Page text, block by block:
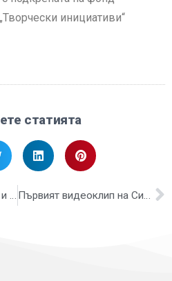
инициативи“
статията